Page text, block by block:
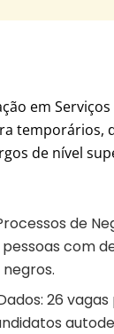
em
temporários,
de nível
de
com
26